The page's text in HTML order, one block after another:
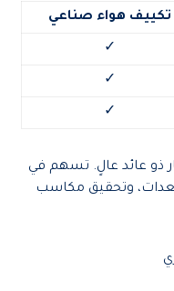
تكييف هواء صناعي
✓
✓
✓
ذو عائد عالٍ. تسهم في
وتحقيق مكاسب